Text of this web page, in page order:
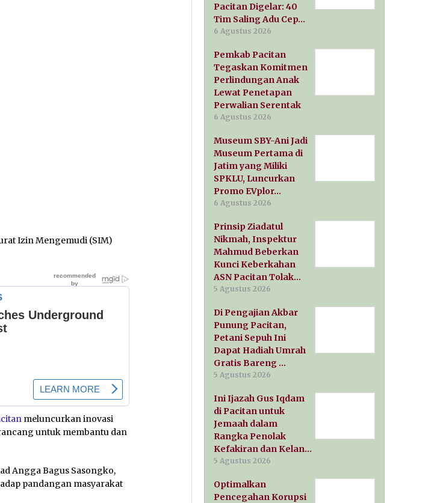
Izin Mengemudi (SIM)
meluncurkan inovasi
untuk membantu dan
Angga Bagus Sasongko,
pandangan masyarakat
Pacitan Digelar: 40
Tim Saling Adu Cep…
6 Agustus 2026
Pemkab Pacitan
Tegaskan Komitmen
Perlindungan Anak
Lewat Penetapan
Perwalian Serentak
6 Agustus 2026
Museum SBY-Ani Jadi
Museum Pertama di
Jatim yang Miliki
SPKLU, Luncurkan
Promo EVplor…
6 Agustus 2026
Prinsip Ziadatul
Nikmah, Inspektur
Mahmud Beberkan
Kunci Keberkahan
ASN Pacitan Tolak…
5 Agustus 2026
Di Pengajian Akbar
Punung Pacitan,
Petani Sepuh Ini
Dapat Hadiah Umrah
Gratis Bareng …
5 Agustus 2026
Ini Ijazah Gus Iqdam
di Pacitan untuk
Jemaah dalam
Rangka Penolak
Kefakiran dan Kelan…
5 Agustus 2026
Optimalkan
Pencegahan Korupsi